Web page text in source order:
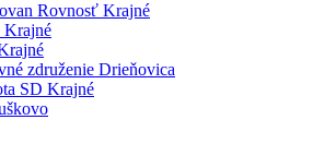
Rovnosť Krajné
združenie Drieňovica
SD Krajné